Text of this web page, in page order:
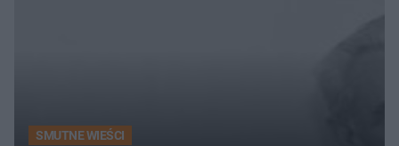
SMUTNE WIEŚCI